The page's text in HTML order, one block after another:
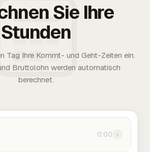
Sie Ihre
Stunden
Tag Ihre Kommt- und Geht-Zeiten ein.
Bruttolohn werden automatisch
berechnet.
0:00 ›